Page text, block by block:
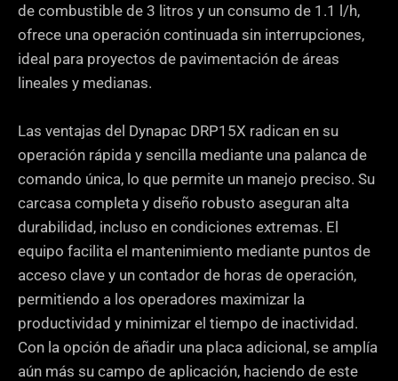
de combustible de 3 litros y un consumo de 1.1 l/h,
ofrece una operación continuada sin interrupciones,
ideal para proyectos de pavimentación de áreas
lineales y medianas.
Las ventajas del Dynapac DRP15X radican en su
operación rápida y sencilla mediante una palanca de
comando única, lo que permite un manejo preciso. Su
carcasa completa y diseño robusto aseguran alta
durabilidad, incluso en condiciones extremas. El
equipo facilita el mantenimiento mediante puntos de
acceso clave y un contador de horas de operación,
permitiendo a los operadores maximizar la
productividad y minimizar el tiempo de inactividad.
Con la opción de añadir una placa adicional, se amplía
aún más su campo de aplicación, haciendo de este